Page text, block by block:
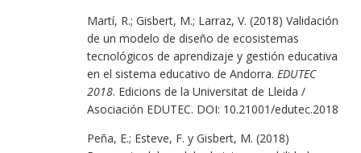
Martí, R.; Gisbert, M.; Larraz, V. (2018) Validación
de un modelo de diseño de ecosistemas
tecnológicos de aprendizaje y gestión educativa
en el sistema educativo de Andorra. EDUTEC
2018. Edicions de la Universitat de Lleida /
Asociación EDUTEC. DOI: 10.21001/edutec.2018
Peña, E.; Esteve, F. y Gisbert, M. (2018)